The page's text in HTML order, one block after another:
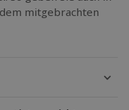
mitgebrachten
die Landtrassen!